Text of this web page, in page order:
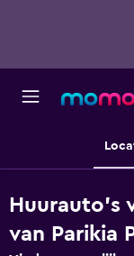
Huurauto's
van Parikia